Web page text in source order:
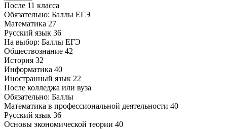
После 11 класса
Обязательно: Баллы ЕГЭ
Математика 27
Русский язык 36
На выбор: Баллы ЕГЭ
Обществознание 42
История 32
Информатика 40
Иностранный язык 22
После колледжа или вуза
Обязательно: Баллы
Математика в профессиональной деятельности 40
Русский язык 36
Основы экономической теории 40